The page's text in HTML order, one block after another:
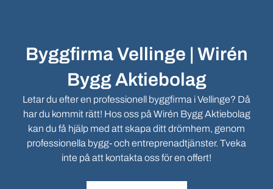
Byggfirma Vellinge | Wirén
Bygg Aktiebolag
Letar du efter en professionell byggfirma i Vellinge? Då
har du kommit rätt! Hos oss på Wirén Bygg Aktiebolag
kan du få hjälp med att skapa ditt drömhem, genom
professionella bygg- och entreprenadtjänster. Tveka
inte på att kontakta oss för en offert!